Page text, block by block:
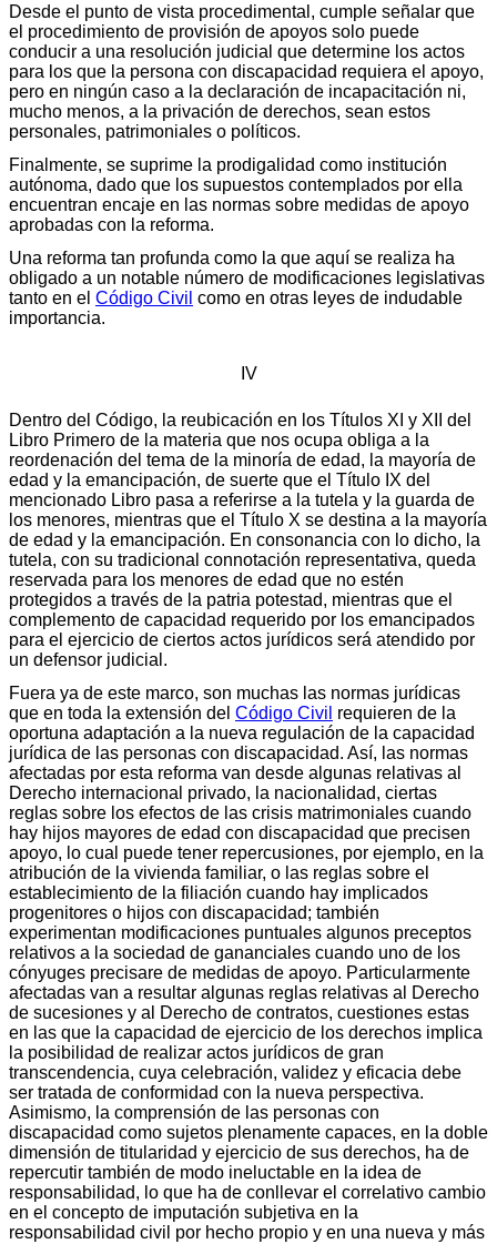
Desde el punto de vista procedimental, cumple señalar que
el procedimiento de provisión de apoyos solo puede
conducir a una resolución judicial que determine los actos
para los que la persona con discapacidad requiera el apoyo,
pero en ningún caso a la declaración de incapacitación ni,
mucho menos, a la privación de derechos, sean estos
personales, patrimoniales o políticos.
Finalmente, se suprime la prodigalidad como institución
autónoma, dado que los supuestos contemplados por ella
encuentran encaje en las normas sobre medidas de apoyo
aprobadas con la reforma.
Una reforma tan profunda como la que aquí se realiza ha
obligado a un notable número de modificaciones legislativas
tanto en el Código Civil como en otras leyes de indudable
importancia.
IV
Dentro del Código, la reubicación en los Títulos XI y XII del
Libro Primero de la materia que nos ocupa obliga a la
reordenación del tema de la minoría de edad, la mayoría de
edad y la emancipación, de suerte que el Título IX del
mencionado Libro pasa a referirse a la tutela y la guarda de
los menores, mientras que el Título X se destina a la mayoría
de edad y la emancipación. En consonancia con lo dicho, la
tutela, con su tradicional connotación representativa, queda
reservada para los menores de edad que no estén
protegidos a través de la patria potestad, mientras que el
complemento de capacidad requerido por los emancipados
para el ejercicio de ciertos actos jurídicos será atendido por
un defensor judicial.
Fuera ya de este marco, son muchas las normas jurídicas
que en toda la extensión del Código Civil requieren de la
oportuna adaptación a la nueva regulación de la capacidad
jurídica de las personas con discapacidad. Así, las normas
afectadas por esta reforma van desde algunas relativas al
Derecho internacional privado, la nacionalidad, ciertas
reglas sobre los efectos de las crisis matrimoniales cuando
hay hijos mayores de edad con discapacidad que precisen
apoyo, lo cual puede tener repercusiones, por ejemplo, en la
atribución de la vivienda familiar, o las reglas sobre el
establecimiento de la filiación cuando hay implicados
progenitores o hijos con discapacidad; también
experimentan modificaciones puntuales algunos preceptos
relativos a la sociedad de gananciales cuando uno de los
cónyuges precisare de medidas de apoyo. Particularmente
afectadas van a resultar algunas reglas relativas al Derecho
de sucesiones y al Derecho de contratos, cuestiones estas
en las que la capacidad de ejercicio de los derechos implica
la posibilidad de realizar actos jurídicos de gran
transcendencia, cuya celebración, validez y eficacia debe
ser tratada de conformidad con la nueva perspectiva.
Asimismo, la comprensión de las personas con
discapacidad como sujetos plenamente capaces, en la doble
dimensión de titularidad y ejercicio de sus derechos, ha de
repercutir también de modo ineluctable en la idea de
responsabilidad, lo que ha de conllevar el correlativo cambio
en el concepto de imputación subjetiva en la
responsabilidad civil por hecho propio y en una nueva y más